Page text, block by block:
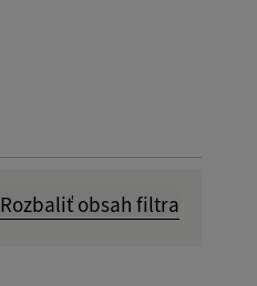
Rozbaliť obsah filtra